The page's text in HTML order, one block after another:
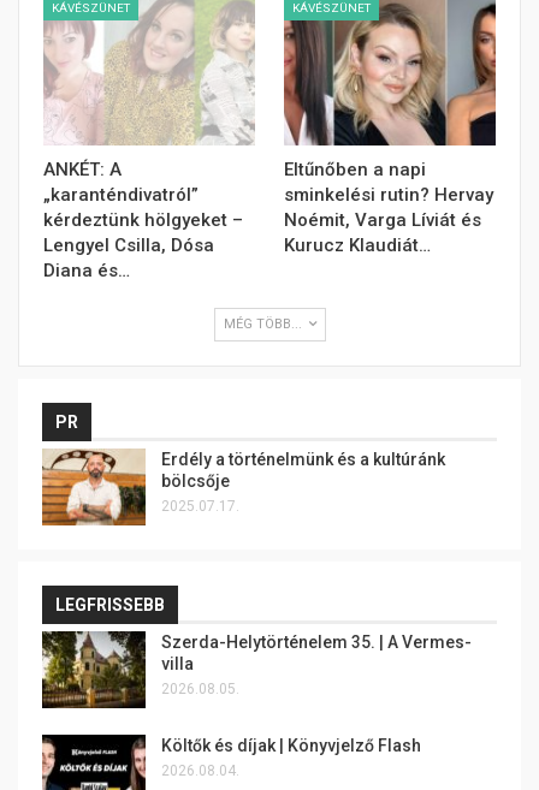
KÁVÉSZÜNET
ANKÉT: A
„karanténdivatról”
kérdeztünk hölgyeket –
Lengyel Csilla, Dósa
Diana és…
KÁVÉSZÜNET
Eltűnőben a napi
sminkelési rutin? Hervay
Noémit, Varga Líviát és
Kurucz Klaudiát…
MÉG TÖBB...
PR
Erdély a történelmünk és a kultúránk
bölcsője
2025.07.17.
LEGFRISSEBB
Szerda-Helytörténelem 35. | A Vermes-
villa
2026.08.05.
Költők és díjak | Könyvjelző Flash
2026.08.04.